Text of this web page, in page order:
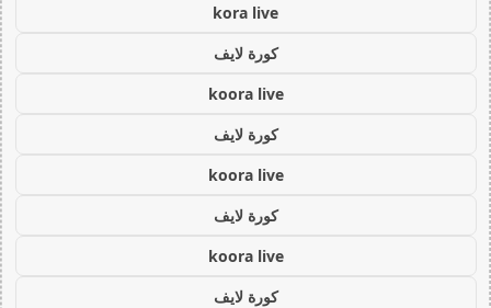
kora live
كورة لايف
koora live
كورة لايف
koora live
كورة لايف
koora live
كورة لايف